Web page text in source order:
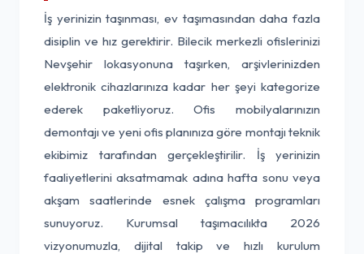
İş yerinizin taşınması, ev taşımasından daha fazla
disiplin ve hız gerektirir. Bilecik merkezli ofislerinizi
Nevşehir lokasyonuna taşırken, arşivlerinizden
elektronik cihazlarınıza kadar her şeyi kategorize
ederek paketliyoruz. Ofis mobilyalarınızın
demontajı ve yeni ofis planınıza göre montajı teknik
ekibimiz tarafından gerçekleştirilir. İş yerinizin
faaliyetlerini aksatmamak adına hafta sonu veya
akşam saatlerinde esnek çalışma programları
sunuyoruz. Kurumsal taşımacılıkta 2026
vizyonumuzla, dijital takip ve hızlı kurulum